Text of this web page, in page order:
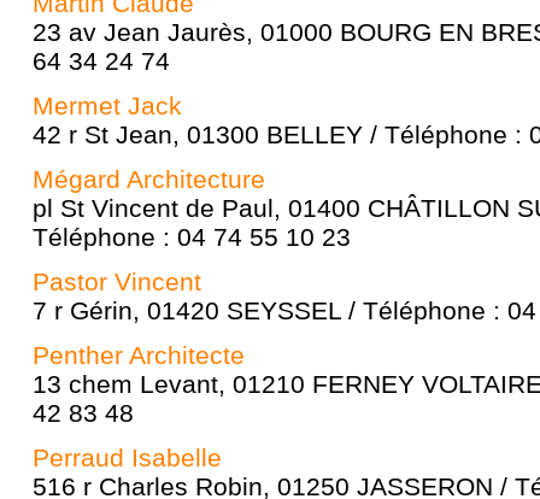
23 av Jean Jaurès, 01000 BOURG EN
64 34 24 74
Mermet Jack
42 r St Jean, 01300 BELLEY / Téléphone :
Mégard Architecture
pl St Vincent de Paul, 01400 CHÂTILLON
Téléphone : 04 74 55 10 23
Pastor Vincent
7 r Gérin, 01420 SEYSSEL / Téléphone :
Penther Architecte
13 chem Levant, 01210 FERNEY
42 83 48
Perraud Isabelle
516 r Charles Robin, 01250 JASSERON /